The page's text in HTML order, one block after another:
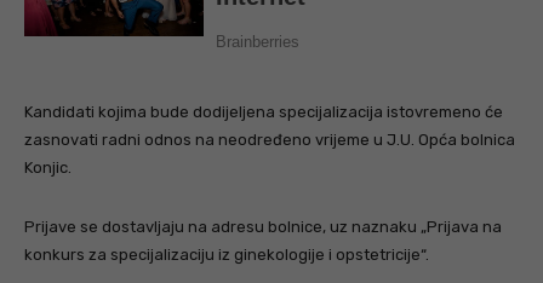
Kandidati kojima bude dodijeljena specijalizacija istovremeno će
zasnovati radni odnos na neodređeno vrijeme u J.U. Opća bolnica
Konjic.
Prijave se dostavljaju na adresu bolnice, uz naznaku „Prijava na
konkurs za specijalizaciju iz ginekologije i opstetricije“.